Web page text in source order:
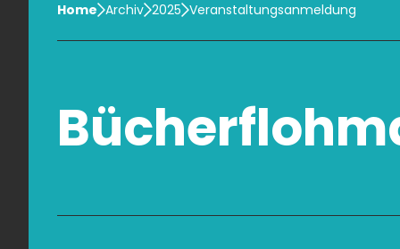
Home Archiv 2025 Veranstaltungsanmeldung